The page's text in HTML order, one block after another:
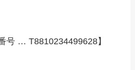
号 … T8810234499628】